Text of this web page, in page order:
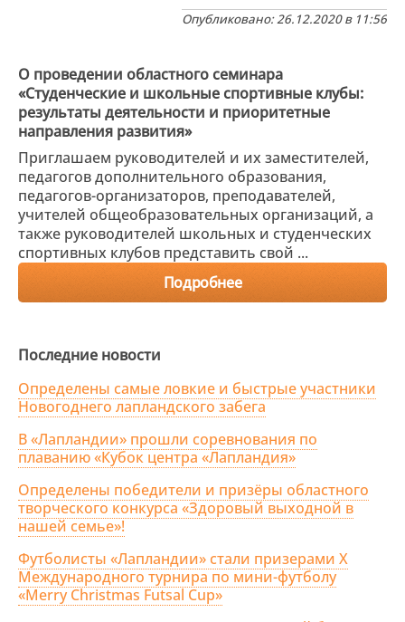
Опубликовано: 26.12.2020 в 11:56
О проведении областного семинара
«Студенческие и школьные спортивные клубы:
результаты деятельности и приоритетные
направления развития»
Приглашаем руководителей и их заместителей,
педагогов дополнительного образования,
педагогов-организаторов, преподавателей,
учителей общеобразовательных организаций, а
также руководителей школьных и студенческих
спортивных клубов представить свой ...
Подробнее
Последние новости
Определены самые ловкие и быстрые участники
Новогоднего лапландского забега
В «Лапландии» прошли соревнования по
плаванию «Кубок центра «Лапландия»
Определены победители и призёры областного
творческого конкурса «Здоровый выходной в
нашей семье»!
Футболисты «Лапландии» стали призерами X
Международного турнира по мини-футболу
«Merry Christmas Futsal Cup»